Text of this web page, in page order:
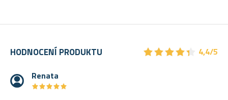
HODNOCENÍ PRODUKTU ★★★★★
★★★★★
4,4/5
Renata
★★★★★
★★★★★